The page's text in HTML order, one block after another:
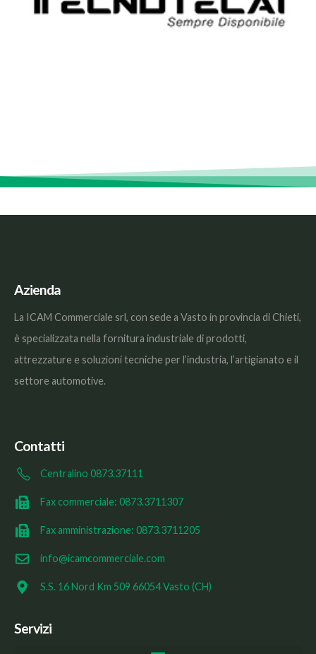
Azienda
La ICAM Commerciale srl, con sede a Vasto in provincia di Chieti,
è specializzata nella fornitura industriale di prodotti,
attrezzature e soluzioni tecniche per l’industria, l’artigianato e il
settore automotive.
Contatti
Centralino 0873.37111
Fax commerciale: 0873.3711307
Fax amministrazione: 0873.3711205
info@icamcommerciale.com
S.S. 16 Nord Km 509 66054 Vasto (CH)
Servizi